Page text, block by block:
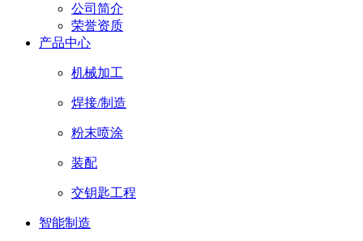
公司简介
荣誉资质
产品中心
机械加工
焊接/制造
粉末喷涂
装配
交钥匙工程
智能制造